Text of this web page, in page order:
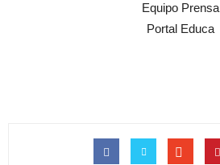
Equipo Prensa
Portal Educa